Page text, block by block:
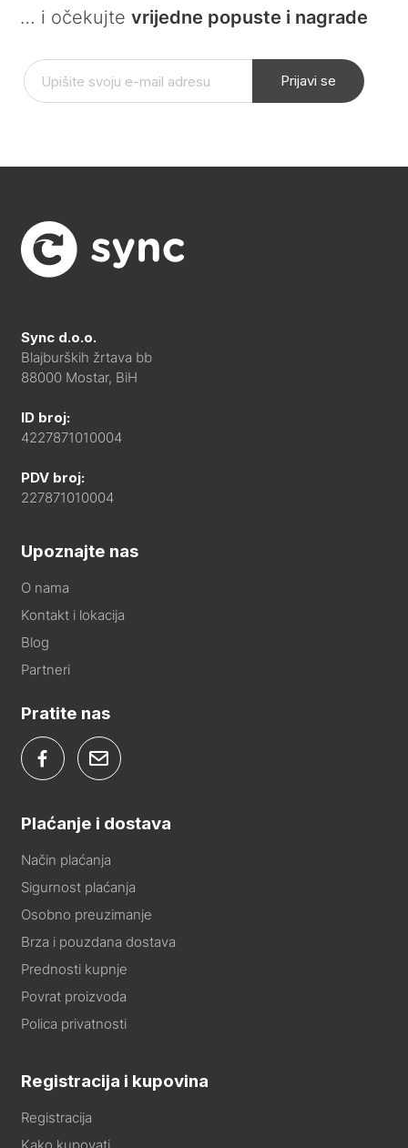
… i očekujte vrijedne popuste i nagrade
Prijavi se
Sync d.o.o.
Blajburških žrtava bb
88000 Mostar, BiH
ID broj:
4227871010004
PDV broj:
227871010004
Upoznajte nas
O nama
Kontakt i lokacija
Blog
Partneri
Pratite nas
Plaćanje i dostava
Način plaćanja
Sigurnost plaćanja
Osobno preuzimanje
Brza i pouzdana dostava
Prednosti kupnje
Povrat proizvoda
Polica privatnosti
Registracija i kupovina
Registracija